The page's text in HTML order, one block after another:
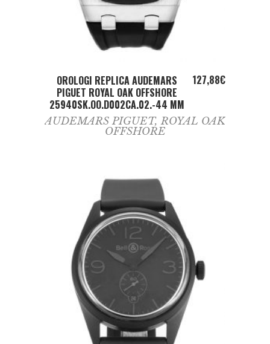
ADD TO CART
OROLOGI REPLICA AUDEMARS
PIGUET ROYAL OAK OFFSHORE
25940SK.OO.D002CA.02.-44 MM
127,88€
AUDEMARS PIGUET, ROYAL OAK
OFFSHORE